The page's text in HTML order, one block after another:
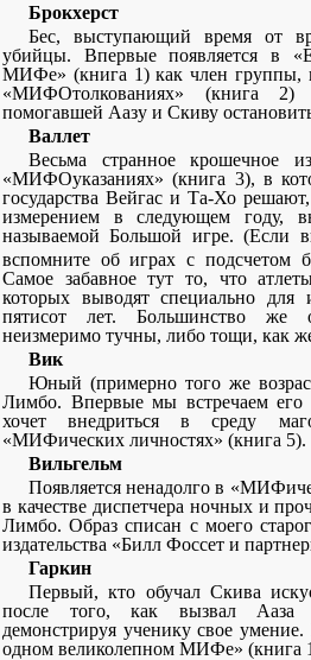
Брокхерст
Бес, выступающий время от
убийцы. Впервые появляется в
МИФе» (книга 1) как член группы,
«МИФОтолкованиях» (книга
помогавшей Аазу и Скиву
Валлет
Весьма странное крошечное
«МИФОуказаниях» (книга 3), в
государства Вейгас и Та-Хо
измерением в следующем году,
называемой Большой игре. (Если
вспомните об играх с подсчетом
Самое забавное тут то, что
которых выводят специально для
пятисот лет. Большинство же
неизмеримо тучны, либо тощи, как
Вик
Юный (примерно того же
Лимбо. Впервые мы встречаем его
хочет внедриться в среду
«МИФических личностях» (книга 5).
Вильгельм
Появляется ненадолго в
в качестве диспетчера ночных и
Лимбо. Образ списан с моего
издательства «Билл Фоссет и
Гаркин
Первый, кто обучал Скива
после того, как вызвал Ааза
демонстрируя ученику свое
одном великолепном МИФе» (книга